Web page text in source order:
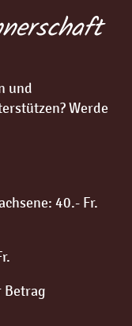
und
Werde
40.- Fr.
Betrag